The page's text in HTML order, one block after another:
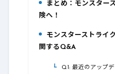
まとめ：モンスター
険へ！
モンスターストライ
関するQ&A
5-1.Q1: 最近のアップ